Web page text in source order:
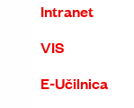
Intranet
VIS
E-Učilnica